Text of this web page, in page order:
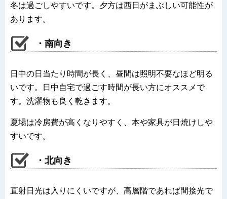
冬は過ごしやすいです。夕方は西日がまぶしい可能性が
あります。
・南向き
日中の日当たり時間が長く、昼間は照明不要なほど明る
いです。日中自宅で過ごす時間が長い方にオススメで
す。洗濯物も良く乾きます。
夏場は冷房費が高くなりやすく、本や家具が日焼けしや
すいです。
・北向き
直射日光は入りにくいですが、高層階であれば間接光で